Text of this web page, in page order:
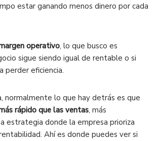
estar ganando menos dinero por cada
operativo, lo que busco es
sigue siendo igual de rentable o si
perder eficiencia.
normalmente lo que hay detrás es que
rápido que las ventas, más
estrategia donde la empresa prioriza
Ahí es donde puedes ver si